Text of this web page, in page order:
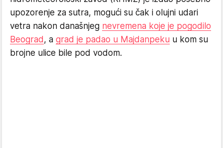
upozorenje za sutra, mogući su čak i olujni udari
vetra nakon današnjeg nevremena koje je pogodilo
Beograd, a grad je padao u Majdanpeku u kom su
brojne ulice bile pod vodom.